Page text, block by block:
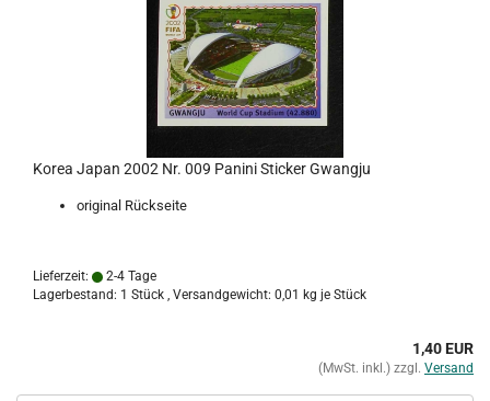
Korea Japan 2002 Nr. 009 Panini Sticker Gwangju
original Rückseite
Lieferzeit:
2-4 Tage
Lagerbestand: 1 Stück , Versandgewicht: 0,01 kg je Stück
1,40 EUR
(MwSt. inkl.) zzgl. Versand